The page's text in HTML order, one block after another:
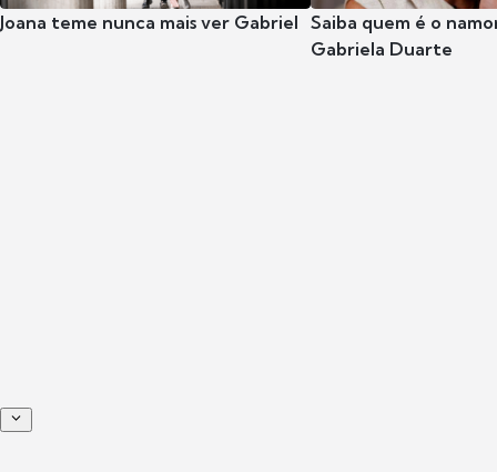
Joana teme nunca mais ver Gabriel Saiba quem é o
Gabriela Duarte